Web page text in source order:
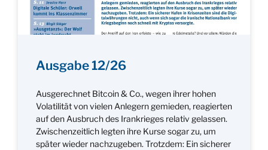
Ausgabe 12/26
Ausgerechnet Bitcoin & Co., wegen ihrer hohen
Volatilität von vielen Anlegern gemieden, reagierten
auf den Ausbruch des Irankrieges relativ gelassen.
Zwischenzeitlich legten ihre Kurse sogar zu, um
später wieder nachzugeben. Trotzdem: Ein sicherer